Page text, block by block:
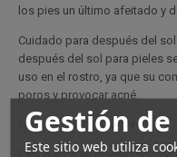
Gestión
Este sitio web utiliza
los pies un último afeitado y
Cuidado para después del
después del sol para pieles
uso en el rostro, ya que su
poros y provocar acné.
COMPTOIR DES MONOÏ :